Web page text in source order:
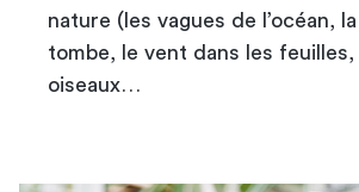
nature (les vagues de l’océan,
tombe, le vent dans les
oiseaux…